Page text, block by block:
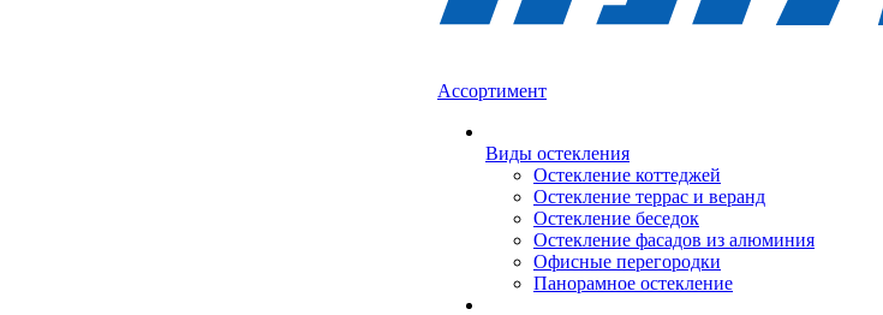
Ассортимент
Виды остекления
Остекление коттеджей
Остекление террас и веранд
Остекление беседок
Остекление фасадов из алюминия
Офисные перегородки
Панорамное остекление